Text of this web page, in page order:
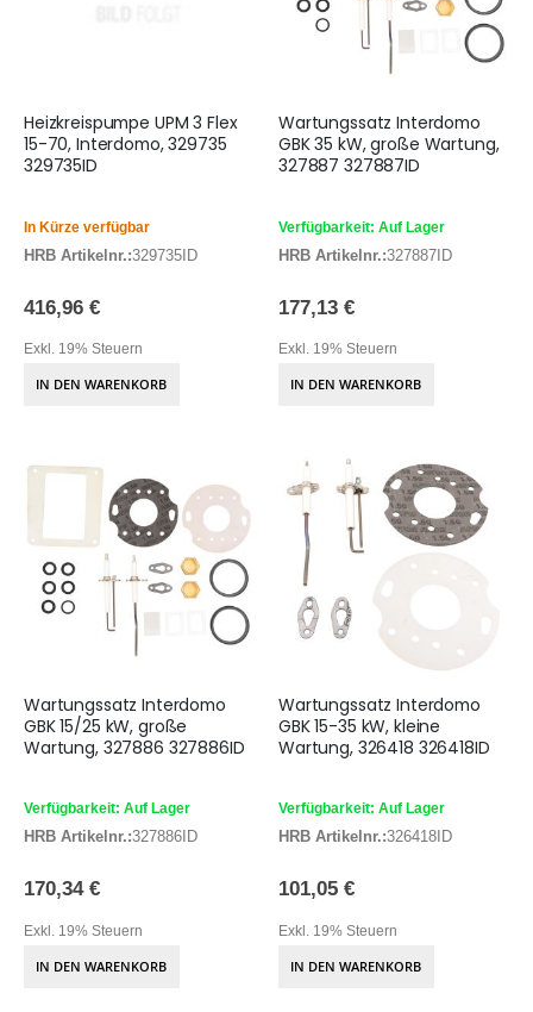
Heizkreispumpe UPM 3 Flex
15-70, Interdomo, 329735
329735ID
In Kürze verfügbar
HRB Artikelnr.:329735ID
416,96 €
Exkl. 19% Steuern
IN DEN WARENKORB
Wartungssatz Interdomo
GBK 35 kW, große Wartung,
327887 327887ID
Verfügbarkeit: Auf Lager
HRB Artikelnr.:327887ID
177,13 €
Exkl. 19% Steuern
IN DEN WARENKORB
Wartungssatz Interdomo
GBK 15/25 kW, große
Wartung, 327886 327886ID
Verfügbarkeit: Auf Lager
HRB Artikelnr.:327886ID
170,34 €
Exkl. 19% Steuern
IN DEN WARENKORB
Wartungssatz Interdomo
GBK 15-35 kW, kleine
Wartung, 326418 326418ID
Verfügbarkeit: Auf Lager
HRB Artikelnr.:326418ID
101,05 €
Exkl. 19% Steuern
IN DEN WARENKORB